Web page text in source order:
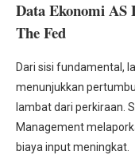
Data Ekonomi AS
The Fed
Dari sisi fundamental,
menunjukkan
lambat dari perkiraan.
Management
biaya input meningkat.